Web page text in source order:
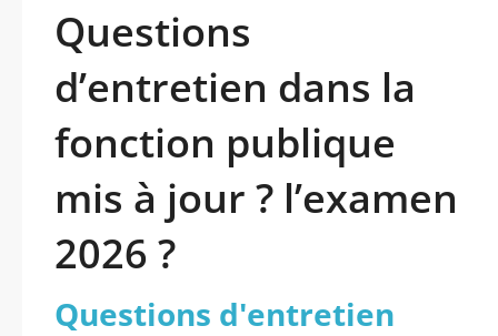
Questions
d’entretien dans la
fonction publique
mis à jour ? l’examen
2026 ?
Questions d'entretien